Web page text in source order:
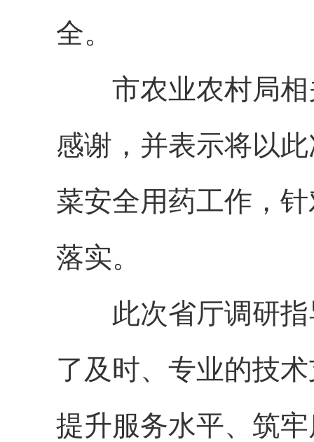
全。
市农业农村局相
感谢，并表示将以
菜安全用药工作，
落实。
此次省厅调研指
了及时、专业的技
提升服务水平、筑